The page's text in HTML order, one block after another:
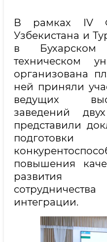
В рамках IV
Узбекистана и
в Бухарском
техническом
организована
ней приняли
ведущих
заведений
представили
повышения
развития
интеграции.